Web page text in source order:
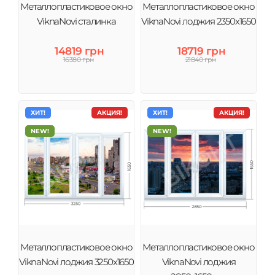
Металлопластиковое окно
ViknaNovi сталинка
14819 грн
16380 грн
Металлопластиковое окно
ViknaNovi лоджия 2350х1650
18719 грн
21840 грн
АКЦИЯ!
ХИТ!
NEW!
Металлопластиковое окно
ViknaNovi лоджия 3250х1650
АКЦИЯ!
ХИТ!
NEW!
Металлопластиковое окно
ViknaNovi лоджия